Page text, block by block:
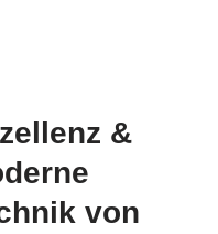
&
von